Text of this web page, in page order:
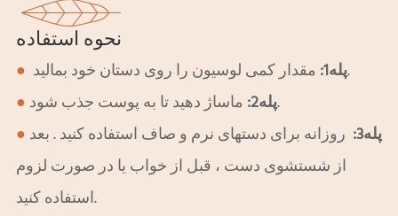
نحوه استفاده
● پله1:مقدار کمی لوسیون را روی دستان خود بمالید.
●
پله2:ماساژ دهید تا به پوست جذب شود.
●
پله3: روزانه برای دستهای نرم و صاف استفاده کنید. بعد
از شستشوی دست ، قبل از خواب یا در صورت لزوم
استفاده کنید.